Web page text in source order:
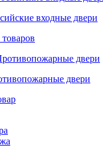
входные двери
товаров
двери